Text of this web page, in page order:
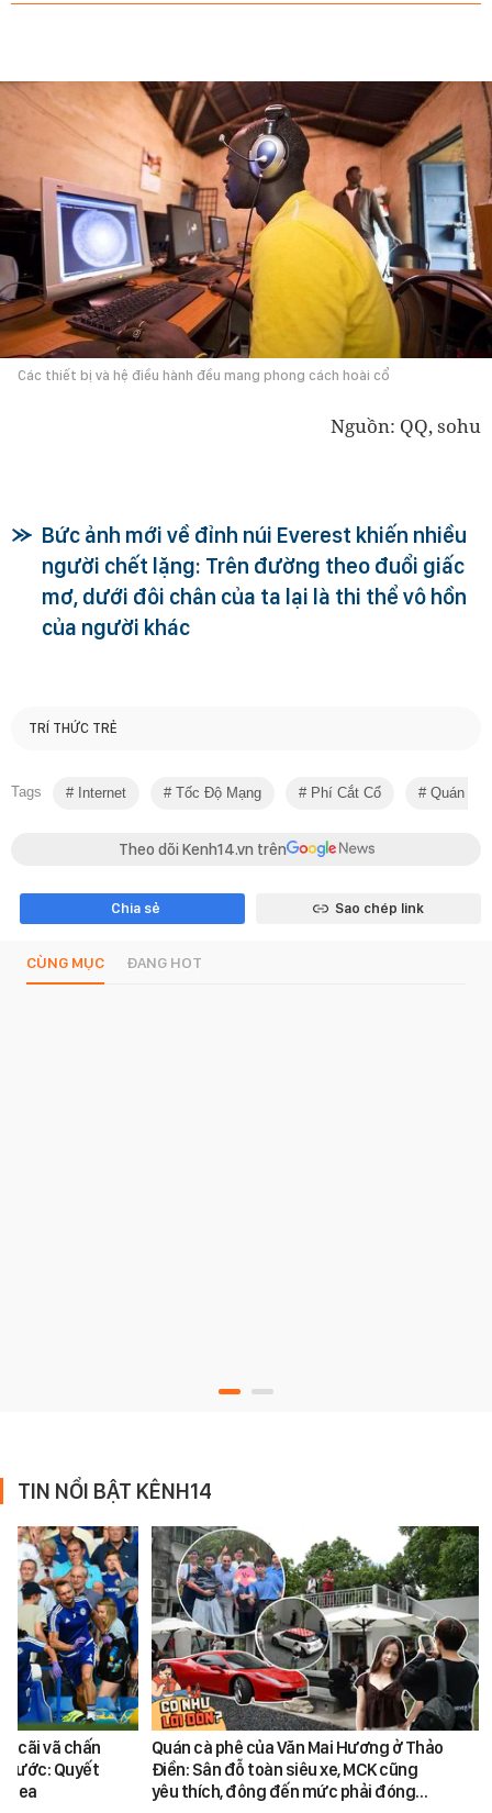
Các thiết bị và hệ điều hành đều mang phong cách hoài cổ
Nguồn: QQ, sohu
Bức ảnh mới về đỉnh núi Everest khiến nhiều
người chết lặng: Trên đường theo đuổi giấc
mơ, dưới đôi chân của ta lại là thi thể vô hồn
của người khác
TRÍ THỨC TRẺ
Tags Internet Tốc Độ Mạng Phí Cắt Cổ Quán
Theo dõi Kenh14.vn trên
Chia sẻ Sao chép link
CÙNG MỤC ĐANG HOT
TIN NỔI BẬT KÊNH14
cãi vã chấn
trước: Quyết
Quán cà phê của Văn Mai Hương ở Thảo
Điền: Sân đỗ toàn siêu xe, MCK cũng
yêu thích, đông đến mức phải đóng…